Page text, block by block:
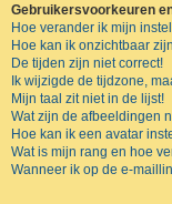
Gebruikersvoorkeuren
Hoe verander ik mijn
Hoe kan ik onzichtbaar
De tijden zijn niet correct!
Ik wijzigde de tijdzone,
Mijn taal zit niet in de lijst!
Wat zijn de afbeeldingen
Hoe kan ik een avatar
Wat is mijn rang en hoe
Wanneer ik op de e-